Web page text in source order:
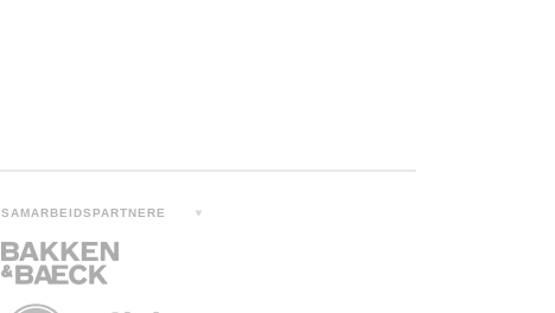
SAMARBEIDSPARTNERE